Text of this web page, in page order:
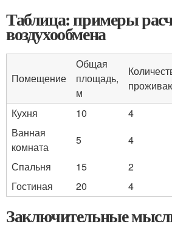
Таблица: примеры
воздухообмена
Помещение
Общая
площадь,
м
Кухня
10 4
Ванная
комната
5 4
Спальня
15 2
Гостиная
20 4
Заключительные